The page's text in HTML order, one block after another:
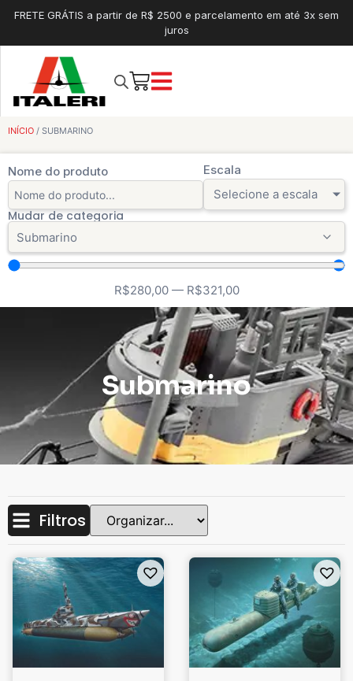
FRETE GRÁTIS a partir de R$ 2500 e parcelamento em até 3x sem
juros
INÍCIO / SUBMARINO
Nome do produto
Escala
Selecione a escala
Mudar de categoria
R$280,00— R$321,00
Submarino
Filtros